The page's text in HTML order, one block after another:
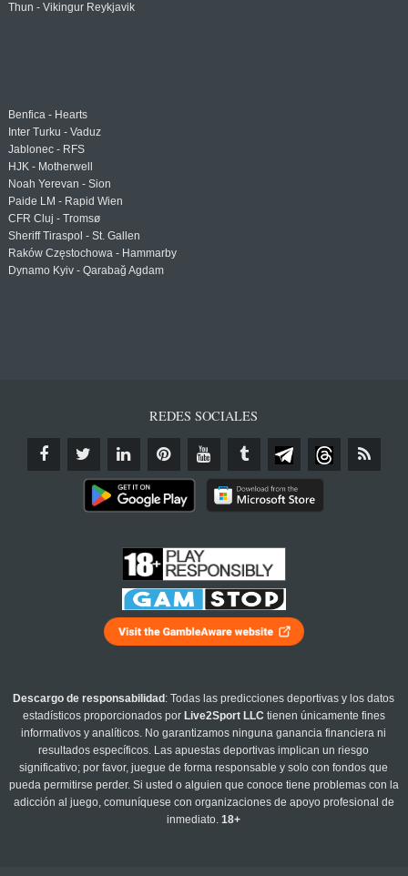
Thun - Vikingur Reykjavik
Benfica - Hearts
Inter Turku - Vaduz
Jablonec - RFS
HJK - Motherwell
Noah Yerevan - Sion
Paide LM - Rapid Wien
CFR Cluj - Tromsø
Sheriff Tiraspol - St. Gallen
Raków Częstochowa - Hammarby
Dynamo Kyiv - Qarabağ Agdam
REDES SOCIALES
Descargo de responsabilidad : Todas las predicciones deportivas y los datos
estadísticos proporcionados por Live2Sport LLC tienen únicamente fines
informativos y analíticos. No garantizamos ninguna ganancia financiera ni
resultados específicos. Las apuestas deportivas implican un riesgo
significativo; por favor, juegue de forma responsable y solo con fondos que
pueda permitirse perder. Si usted o alguien que conoce tiene problemas con la
adicción al juego, comuníquese con organizaciones de apoyo profesional de
inmediato.18+